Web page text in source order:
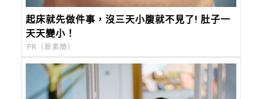
起床就先做件事，沒三天小腹就不見了! 肚子一
天天變小！
PR（新素簡）